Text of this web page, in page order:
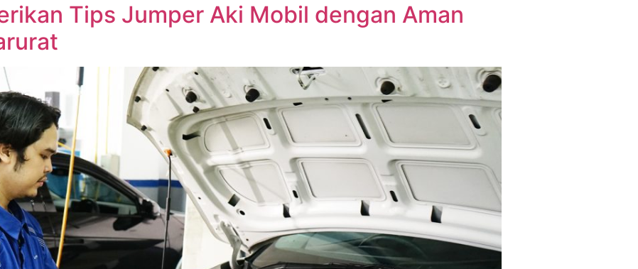
Tips Jumper Aki Mobil dengan Aman